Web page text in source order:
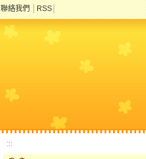
聯絡我們 RSS
:::